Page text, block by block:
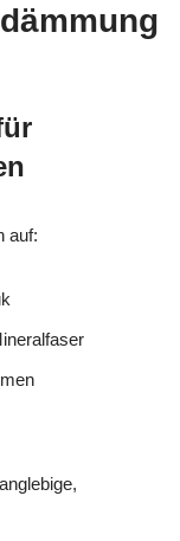
auf: